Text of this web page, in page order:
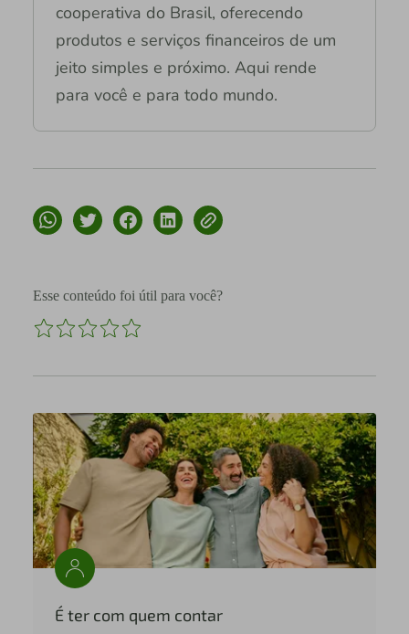
cooperativa do Brasil, oferecendo
produtos e serviços financeiros de um
jeito simples e próximo. Aqui rende
para você e para todo mundo.
Esse conteúdo foi útil para você?
É ter com quem contar